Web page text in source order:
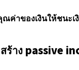
าของเงินให้ชนะ
ร้าง passive